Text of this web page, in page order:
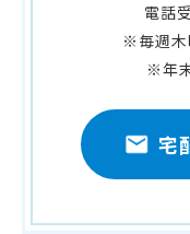
電話
※毎週木
※年
宅